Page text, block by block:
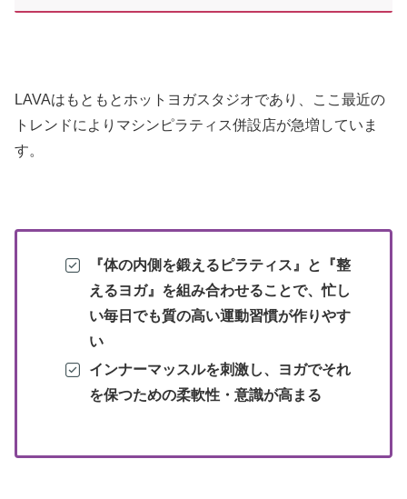
LAVAはもともとホットヨガスタジオであり、ここ最近の
トレンドによりマシンピラティス併設店が急増していま
す。
『体の内側を鍛えるピラティス』と『整
えるヨガ』を組み合わせることで、忙し
い毎日でも質の高い運動習慣が作りやす
い
インナーマッスルを刺激し、ヨガでそれ
を保つための柔軟性・意識が高まる